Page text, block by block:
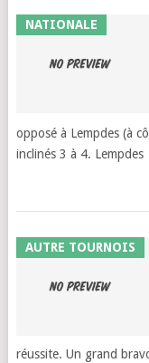
NATIONALE
opposé à Lempdes (à
inclinés 3 à 4. Lempdes
AUTRE TOURNOIS
réussite. Un grand